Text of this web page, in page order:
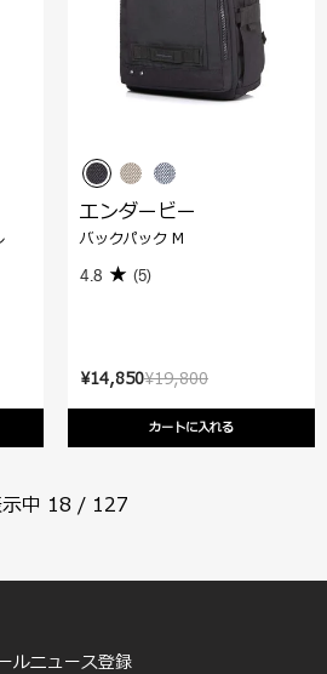
¥19,800
¥14,850
カートに入れる
エンダービー
バックパック M
4.8 (5)
中 18 / 127
ルニュース登録